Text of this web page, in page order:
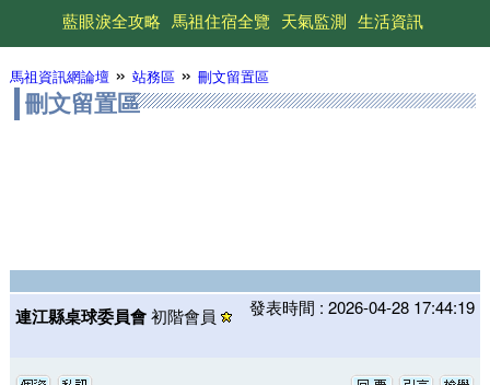
藍眼淚全攻略 馬祖住宿全覽 天氣監測 生活資訊
馬祖資訊網論壇» 站務區» 刪文留置區
刪文留置區
連江縣桌球委員會初階會員 發表時間 : 2026-04-28 17:44:19